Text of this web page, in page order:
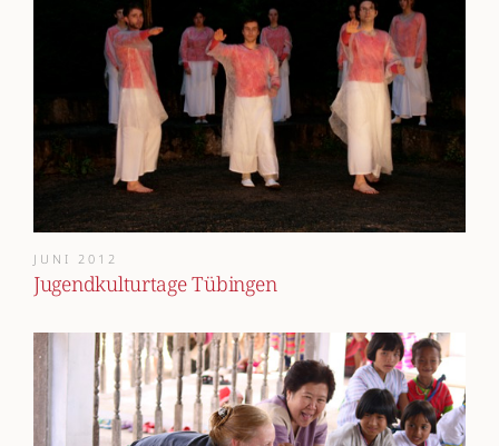
JUNI 2012
Jugendkulturtage Tübingen